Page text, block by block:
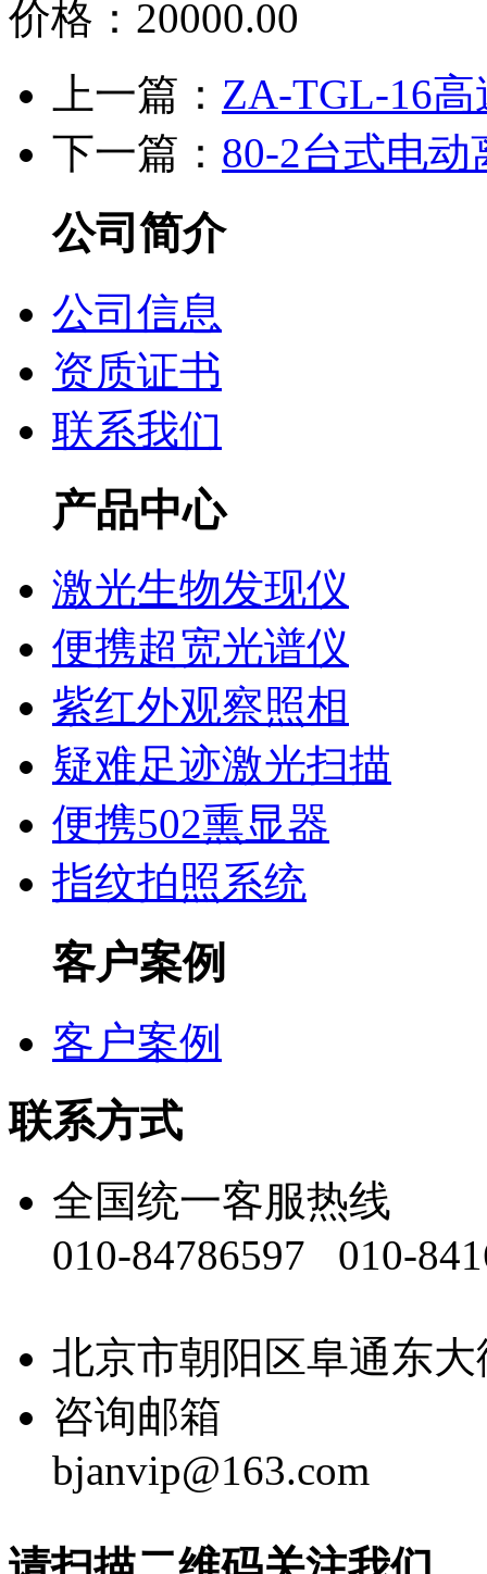
价格：20000.00
上一篇： ZA-TGL-16
下一篇： 80-2台式电动
公司简介
公司信息
资质证书
联系我们
产品中心
激光生物发现仪
便携超宽光谱仪
紫红外观察照相
疑难足迹激光扫描
便携502熏显器
指纹拍照系统
客户案例
客户案例
联系方式
全国统一客服热线
010-84786597 010-
北京市朝阳区阜通东大
咨询邮箱
bjanvip@163.com